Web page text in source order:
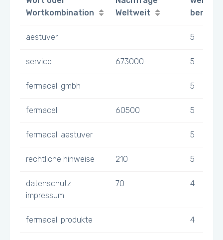
Wortkombination
Weltweit
aestuver 5
service 673000 5
fermacell gmbh 5
fermacell 60500 5
fermacell aestuver 5
rechtliche hinweise 210 5
datenschutz
impressum
70 4
fermacell produkte 4